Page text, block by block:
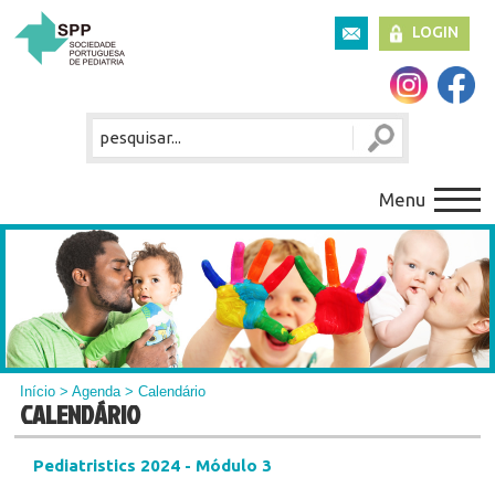
LOGIN
Menu
Início >Agenda> Calendário
CALENDÁRIO
Pediatristics 2024 - Módulo 3